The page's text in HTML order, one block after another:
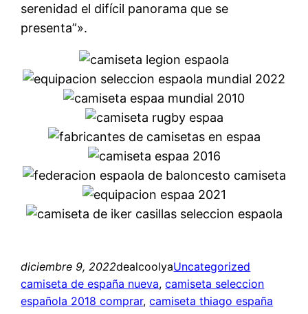
serenidad el difícil panorama que se
presenta”».
diciembre 9, 2022dealcoolyaUncategorized
camiseta de españa nueva, camiseta seleccion
española 2018 comprar, camiseta thiago españa